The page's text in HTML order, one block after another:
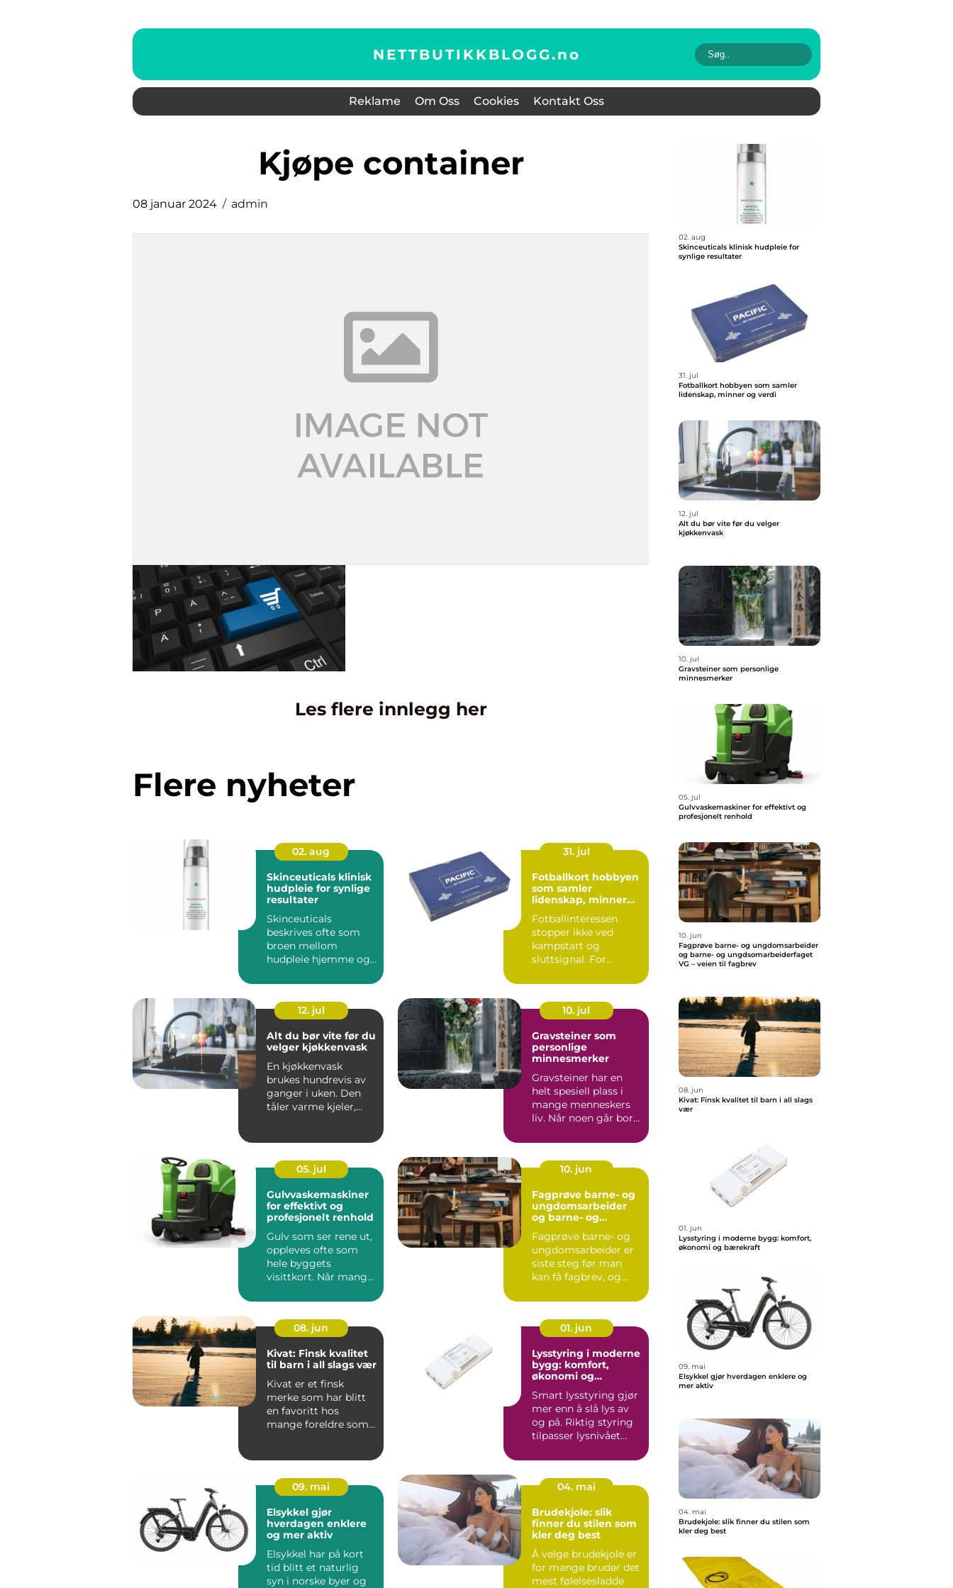
NETTBUTIKKBLOGG.no
Reklame Om Oss Cookies Kontakt Oss
kjøpe container
08 januar 2024 admin
Les flere innlegg her
Flere nyheter
02. aug
Skinceuticals klinisk
hudpleie for synlige
resultater
Skinceuticals
beskrives ofte som
broen mellom
hudpleie hjemme og
Serien er ut...
31. jul
Fotballkort hobbyen
som samler
lidenskap, minner
Fotballinteressen
stopper ikke ved
kampstart og
sluttsignal. For
engasjementet i sa...
12. jul
Alt du bør vite før du
velger kjøkkenvask
En kjøkkenvask
brukes hundrevis av
ganger i uken. Den
tåler varme kjeler,
10. jul
Gravsteiner som
personlige
minnesmerker
Gravsteiner har en
helt spesiell plass i
mange menneskers
liv. Når noen går bort,
05. jul
Gulvvaskemaskiner
for effektivt og
profesjonelt renhold
Gulv som ser rene ut,
oppleves ofte som
hele byggets
visittkort. Når mange
gjennom ...
10. jun
Fagprøve barne- og
ungdomsarbeider
og barne- og
get VG – veien til
fagbrev
Fagprøve barne- og
ungdomsarbeider er
siste steg før man
kan få fagbrev, og
08. jun
Kivat: Finsk kvalitet
til barn i all slags vær
Kivat er et finsk
merke som har blitt
en favoritt hos
mange foreldre som
01. jun
Lysstyring i moderne
bygg: komfort,
økonomi og
Smart lysstyring gjør
mer enn å slå lys av
og på. Riktig styring
tilpasser lysnivået
09. mai
Elsykkel gjør
hverdagen enklere
og mer aktiv
Elsykkel har på kort
tid blitt et naturlig
syn i norske byer og
04. mai
Brudekjole: slik
finner du stilen som
kler deg best
Å velge brudekjole er
for mange bruder det
mest følelsesladde
02. aug
Skinceuticals klinisk hudpleie for
synlige resultater
31. jul
Fotballkort hobbyen som samler
lidenskap, minner og verdi
12. jul
Alt du bør vite før du velger
kjøkkenvask
10. jul
Gravsteiner som personlige
minnesmerker
05. jul
Gulvvaskemaskiner for effektivt og
profesjonelt renhold
10. jun
Fagprøve barne- og ungdomsarbeider
og barne- og ungdsomarbeiderfaget
VG – veien til fagbrev
08. jun
Kivat: Finsk kvalitet til barn i all slags
vær
01. jun
Lysstyring i moderne bygg: komfort,
økonomi og bærekraft
09. mai
Elsykkel gjør hverdagen enklere og
mer aktiv
04. mai
Brudekjole: slik finner du stilen som
kler deg best